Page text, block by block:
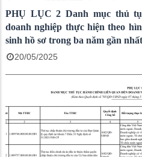
PHỤ LỤC 2 Danh mục thủ
doanh nghiệp thực hiện theo
sinh hồ sơ trong ba năm gần
20/05/2025